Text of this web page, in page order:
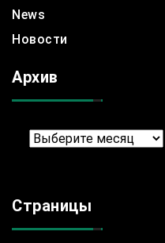
News
Новости
Архив
Архив
Страницы